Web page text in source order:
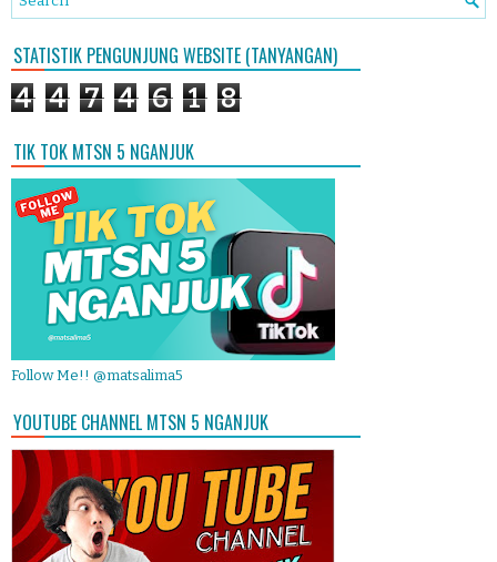
STATISTIK PENGUNJUNG WEBSITE (TANYANGAN)
4 4 7 4 6 1 8
TIK TOK MTSN 5 NGANJUK
Follow Me!! @matsalima5
YOUTUBE CHANNEL MTSN 5 NGANJUK